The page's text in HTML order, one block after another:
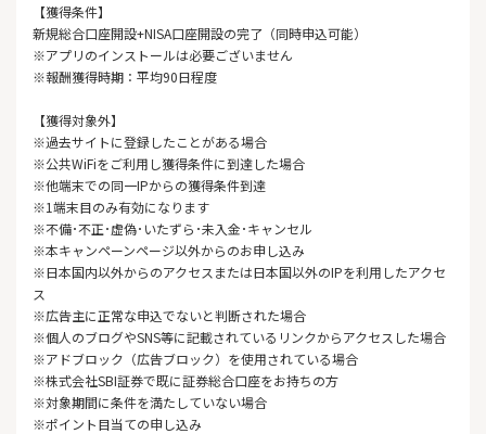
【獲得条件】
新規総合口座開設+NISA口座開設の完了（同時申込可能）
※アプリのインストールは必要ございません
※報酬獲得時期：平均90日程度
【獲得対象外】
※過去サイトに登録したことがある場合
※公共WiFiをご利用し獲得条件に到達した場合
※他端末での同一IPからの獲得条件到達
※1端末目のみ有効になります
※不備･不正･虚偽･いたずら･未入金･キャンセル
※本キャンペーンページ以外からのお申し込み
※日本国内以外からのアクセスまたは日本国以外のIPを利用したアクセ
ス
※広告主に正常な申込でないと判断された場合
※個人のブログやSNS等に記載されているリンクからアクセスした場合
※アドブロック（広告ブロック）を使用されている場合
※株式会社SBI証券で既に証券総合口座をお持ちの方
※対象期間に条件を満たしていない場合
※ポイント目当ての申し込み